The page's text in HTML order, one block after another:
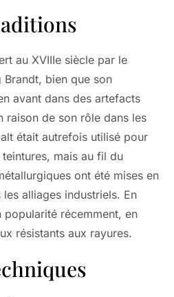
au XVIIIe siècle par le
bien que son
avant dans des artefacts
raison de son rôle dans les
était autrefois utilisé pour
mais au fil du
ont été mises en
alliages industriels. En
récemment, en
résistants aux rayures.